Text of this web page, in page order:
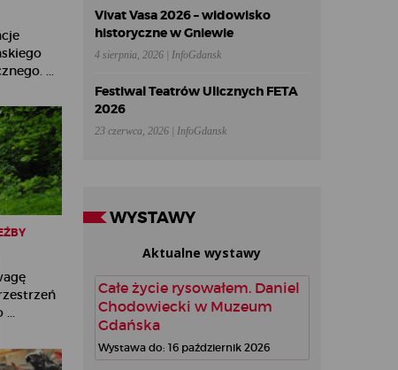
...
...
Vivat Vasa 2026 – widowisko
historyczne w Gniewie
4 sierpnia, 2026 | InfoGdansk
Festiwal Teatrów Ulicznych FETA
2026
23 czerwca, 2026 | InfoGdansk
WYSTAWY
Aktualne wystawy
Całe życie rysowałem. Daniel
Chodowiecki w Muzeum
Gdańska
Wystawa do: 16 październik 2026